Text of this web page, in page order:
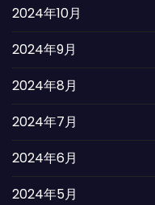
2024年10月
2024年9月
2024年8月
2024年7月
2024年6月
2024年5月